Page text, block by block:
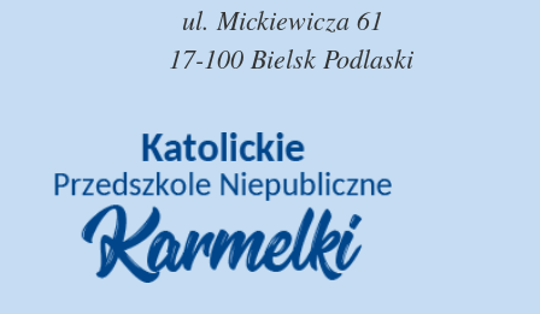
ul. Mickiewicza 61
17-100 Bielsk Podlaski